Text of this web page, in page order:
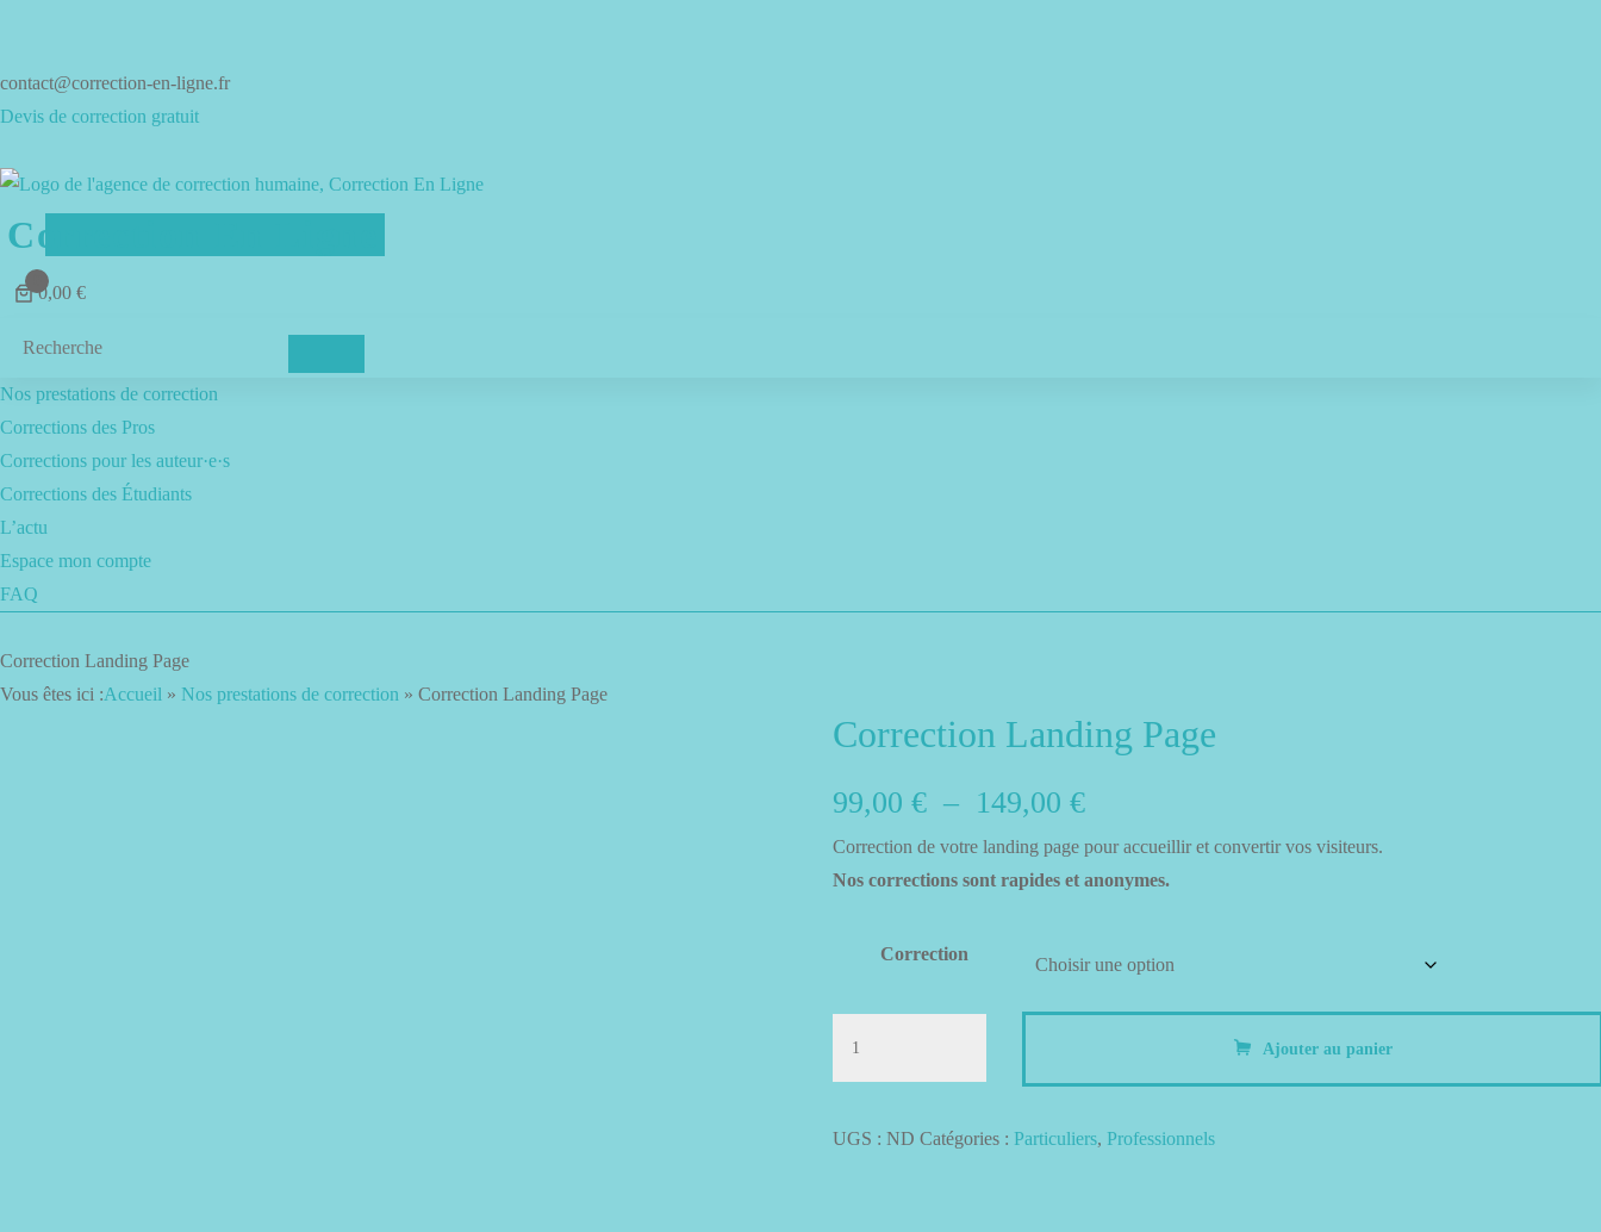
contenu
contact@correction-en-ligne.fr
Devis de correction gratuit
Correction En Ligne
0,00 €
Menu
Nos prestations de correction
Corrections des Pros
Corrections pour les auteur·e·s
Corrections des Étudiants
L’actu
Espace mon compte
FAQ
Correction Landing Page
Vous êtes ici :Accueil » Nos prestations de correction » Correction Landing Page
Correction Landing Page
99,00 € – 149,00 €Plage
de
99,00 €
à
149,00 €
Correction de votre landing page pour accueillir et convertir vos visiteurs.
Nos corrections sont rapides et anonymes.
Correction
Landing
Ajouter au panier
UGS : ND Catégories : Particuliers, Professionnels